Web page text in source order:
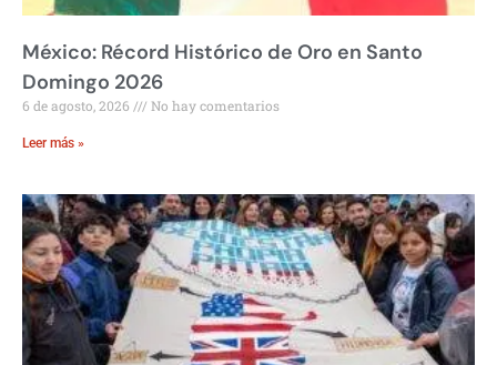
México: Récord Histórico de Oro en Santo
Domingo 2026
6 de agosto, 2026 No hay comentarios
Leer más »